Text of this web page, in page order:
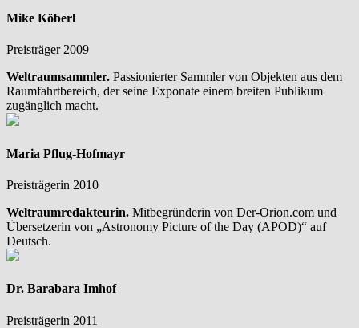
Mike Köberl
Preisträger 2009
Weltraumsammler. Passionierter Sammler von Objekten aus dem
Raumfahrtbereich, der seine Exponate einem breiten Publikum
zugänglich macht.
Maria Pflug-Hofmayr
Preisträgerin 2010
Weltraumredakteurin. Mitbegründerin von Der-Orion.com und
Übersetzerin von „Astronomy Picture of the Day (APOD)“ auf
Deutsch.
Dr. Barabara Imhof
Preisträgerin 2011